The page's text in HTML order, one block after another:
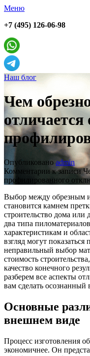
Меню
+7 (495) 126-06-98
Наш блог
Чем
отличается
Опубликовано admin
Комментариик записи
профилированного
Выбор между обрезным
становится камнем
строительство дома
два типа
характеристикам и
взгляд могут
неправильный выбор
стоимость
качество конечного
разберем все аспекты
вам сделать осознанный
Основные
внешнем виде
Процесс изготовления
экономичнее. Он